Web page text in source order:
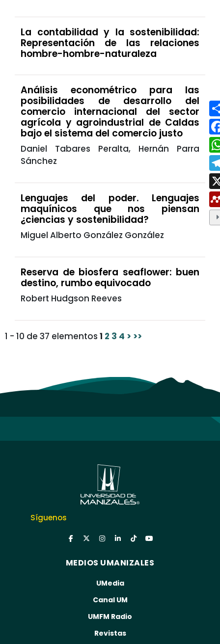
La contabilidad y la sostenibilidad:
Representación de las relaciones
hombre-hombre-naturaleza
Análisis econométrico para las
posibilidades de desarrollo del
comercio internacional del sector
agrícola y agroindustrial de Caldas
bajo el sistema del comercio justo
Daniel Tabares Peralta, Hernán Parra
Sánchez
Lenguajes del poder. Lenguajes
maquínicos que nos piensan
¿ciencias y sostenibilidad?
Miguel Alberto González González
Reserva de biosfera seaflower: buen
destino, rumbo equivocado
Robert Hudgson Reeves
1 - 10 de 37 elementos 1 2 3 4 > >>
Síguenos
MEDIOS UMANIZALES
UMedia
Canal UM
UMFM Radio
Revistas